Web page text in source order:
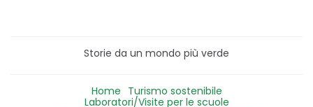
Storie da un mondo più verde
Home Turismo sostenibile
Laboratori/Visite per le scuole